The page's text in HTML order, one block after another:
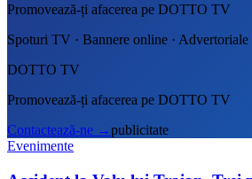
Promovează-ți afacerea pe DOTTO TV
Spoturi TV · Bannere online · Advertoriale
DOTTO TV
Promovează-ți afacerea pe DOTTO TV
Contactează-ne →publicitate
Evenimente